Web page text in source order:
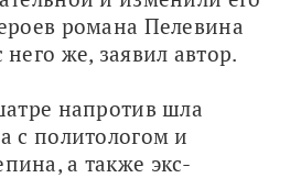
романа Пелевина
же, заявил автор.
напротив шла
с политологом и
а также экс-